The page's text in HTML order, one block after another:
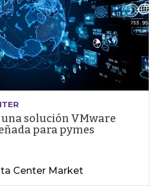
solución VMware
para pymes
Center Market